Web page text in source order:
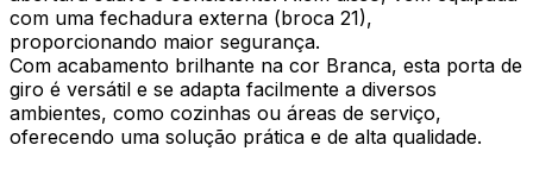
com uma fechadura externa (broca 21),
proporcionando maior segurança.
Com acabamento brilhante na cor Branca, esta porta de
giro é versátil e se adapta facilmente a diversos
ambientes, como cozinhas ou áreas de serviço,
oferecendo uma solução prática e de alta qualidade.